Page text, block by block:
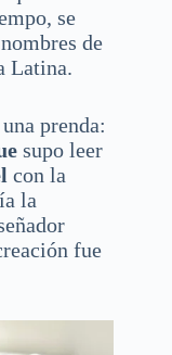
se
de
Latina.
prenda:
supo leer
con la
la
fue